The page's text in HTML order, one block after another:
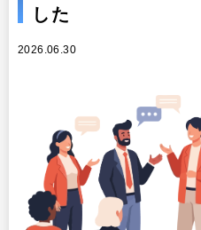
アクセスマップ
ミッション・バリュー
プライバシーポリシー
採用について
タレント開発
リーダーシップ
出版
プラクティショナー養成
リサーチ
イベント・セミナー
リサーチ
出版
その他
した
2026.06.30